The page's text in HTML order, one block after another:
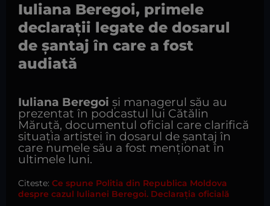
Iuliana Beregoi, primele
declarații legate de dosarul
de șantaj în care a fost
audiată
Iuliana Beregoi și managerul său au
prezentat în podcastul lui Cătălin
Măruță, documentul oficial care clarifică
situația artistei în dosarul de șantaj în
care numele său a fost menționat în
ultimele luni.
Citeste: Ce spune Politia din Republica Moldova
despre cazul Iulianei Beregoi. Declarația oficială